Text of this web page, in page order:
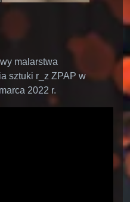
malarstwa
sztuki r_z ZPAP w
2022 r.